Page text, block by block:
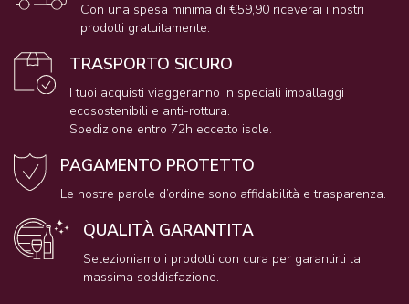
Con una spesa minima di €59,90 riceverai i nostri
prodotti gratuitamente.
TRASPORTO SICURO
I tuoi acquisti viaggeranno in speciali imballaggi
ecosostenibili e anti-rottura.
Spedizione entro 72h eccetto isole.
PAGAMENTO PROTETTO
Le nostre parole d’ordine sono affidabilità e trasparenza.
QUALITÀ GARANTITA
Selezioniamo i prodotti con cura per garantirti la
massima soddisfazione.